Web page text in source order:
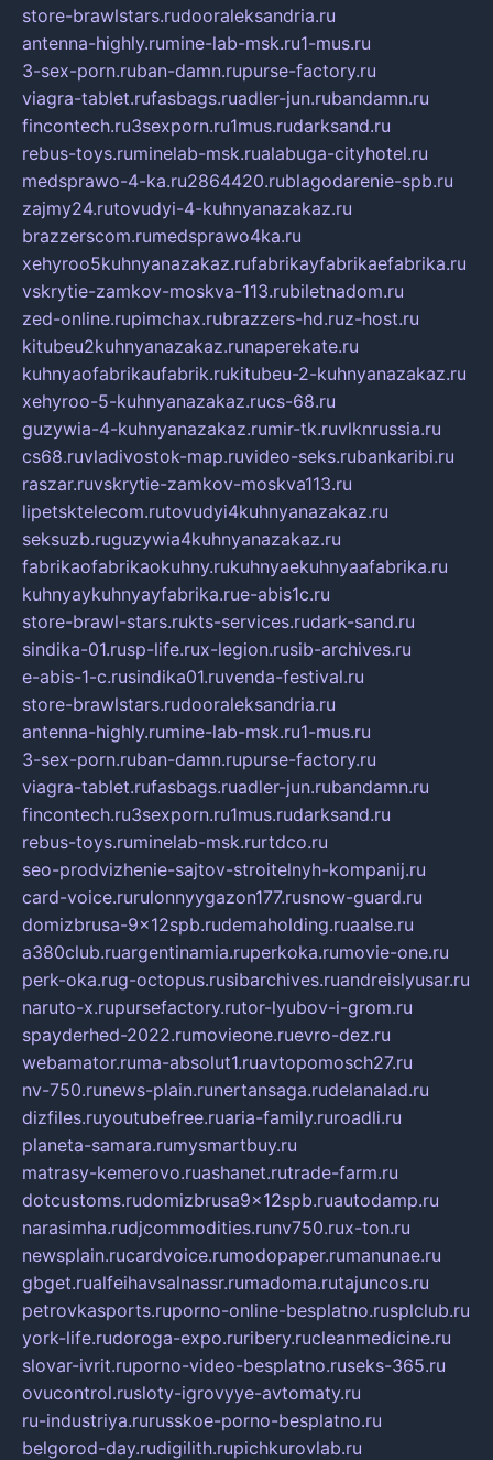
store-brawlstars.rudooraleksandria.ru
antenna-highly.rumine-lab-msk.ru1-mus.ru
3-sex-porn.ruban-damn.rupurse-factory.ru
viagra-tablet.rufasbags.ruadler-jun.rubandamn.ru
fincontech.ru3sexporn.ru1mus.rudarksand.ru
rebus-toys.ruminelab-msk.rualabuga-cityhotel.ru
medsprawo-4-ka.ru2864420.rublagodarenie-spb.ru
zajmy24.rutovudyi-4-kuhnyanazakaz.ru
brazzerscom.rumedsprawo4ka.ru
xehyroo5kuhnyanazakaz.rufabrikayfabrikaefabrika.ru
vskrytie-zamkov-moskva-113.rubiletnadom.ru
zed-online.rupimchax.rubrazzers-hd.ruz-host.ru
kitubeu2kuhnyanazakaz.runaperekate.ru
kuhnyaofabrikaufabrik.rukitubeu-2-kuhnyanazakaz.ru
xehyroo-5-kuhnyanazakaz.rucs-68.ru
guzywia-4-kuhnyanazakaz.rumir-tk.ruvlknrussia.ru
cs68.ruvladivostok-map.ruvideo-seks.rubankaribi.ru
raszar.ruvskrytie-zamkov-moskva113.ru
lipetsktelecom.rutovudyi4kuhnyanazakaz.ru
seksuzb.ruguzywia4kuhnyanazakaz.ru
fabrikaofabrikaokuhny.rukuhnyaekuhnyaafabrika.ru
kuhnyaykuhnyayfabrika.rue-abis1c.ru
store-brawl-stars.rukts-services.rudark-sand.ru
sindika-01.rusp-life.rux-legion.rusib-archives.ru
e-abis-1-c.rusindika01.ruvenda-festival.ru
store-brawlstars.rudooraleksandria.ru
antenna-highly.rumine-lab-msk.ru1-mus.ru
3-sex-porn.ruban-damn.rupurse-factory.ru
viagra-tablet.rufasbags.ruadler-jun.rubandamn.ru
fincontech.ru3sexporn.ru1mus.rudarksand.ru
rebus-toys.ruminelab-msk.rurtdco.ru
seo-prodvizhenie-sajtov-stroitelnyh-kompanij.ru
card-voice.rurulonnyygazon177.rusnow-guard.ru
domizbrusa-9x12spb.rudemaholding.ruaalse.ru
a380club.ruargentinamia.ruperkoka.rumovie-one.ru
perk-oka.rug-octopus.rusibarchives.ruandreislyusar.ru
naruto-x.rupursefactory.rutor-lyubov-i-grom.ru
spayderhed-2022.rumovieone.ruevro-dez.ru
webamator.ruma-absolut1.ruavtopomosch27.ru
nv-750.runews-plain.runertansaga.rudelanalad.ru
dizfiles.ruyoutubefree.ruaria-family.ruroadli.ru
planeta-samara.rumysmartbuy.ru
matrasy-kemerovo.ruashanet.rutrade-farm.ru
dotcustoms.rudomizbrusa9x12spb.ruautodamp.ru
narasimha.rudjcommodities.runv750.rux-ton.ru
newsplain.rucardvoice.rumodopaper.rumanunae.ru
gbget.rualfeihavsalnassr.rumadoma.rutajuncos.ru
petrovkasports.ruporno-online-besplatno.rusplclub.ru
york-life.rudoroga-expo.ruribery.rucleanmedicine.ru
slovar-ivrit.ruporno-video-besplatno.ruseks-365.ru
ovucontrol.rusloty-igrovyye-avtomaty.ru
ru-industriya.rurusskoe-porno-besplatno.ru
belgorod-day.rudigilith.rupichkurovlab.ru